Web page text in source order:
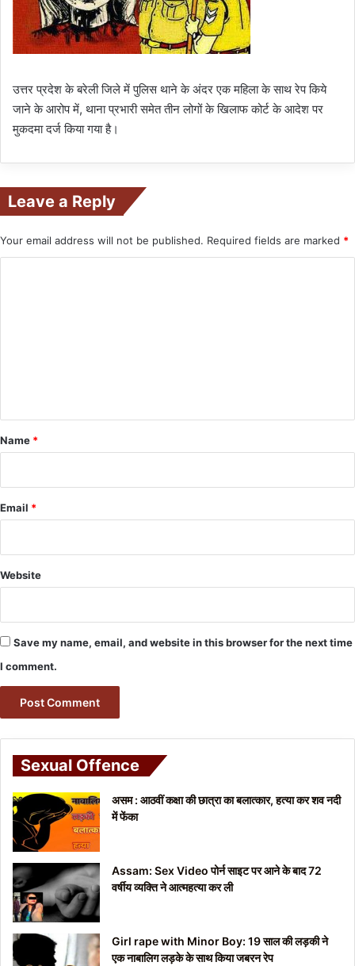
उत्तर प्रदेश के बरेली जिले में पुलिस थाने के अंदर एक महिला के साथ रेप किये
जाने के आरोप में, थाना प्रभारी समेत तीन लोगों के खिलाफ कोर्ट के आदेश पर
मुकदमा दर्ज किया गया है।
Leave a Reply
Your email address will not be published. Required fields are marked *
*
Name *
Email *
Website
Save my name, email, and website in this browser for the next time
I comment.
Sexual Offence
असम : आठवीं कक्षा की छात्रा का बलात्कार, हत्या कर शव नदी
में फेंका
Assam: Sex Video पोर्न साइट पर आने के बाद 72
वर्षीय व्यक्ति ने आत्महत्या कर ली
Girl rape with Minor Boy: 19 साल की लड़की ने
एक नाबालिग लड़के के साथ किया जबरन रेप